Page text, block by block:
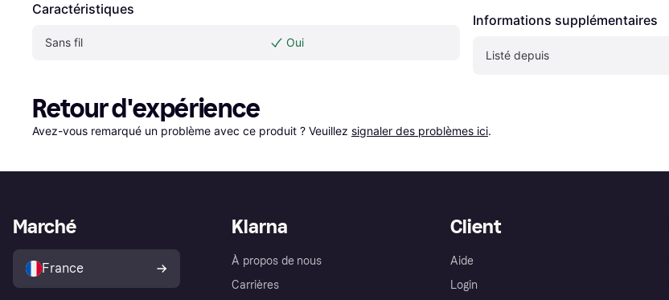
Caractéristiques
Sans fil Oui
Informations supplémentaires
Listé depuis
Retour d'expérience
Avez-vous remarqué un problème avec ce produit ? Veuillez signaler des problèmes ici.
Klarna
À propos de nous
Carrières
Client
Aide
Login
Marché
France